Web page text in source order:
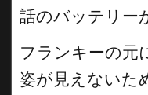
話のバッテリー
フランキーの元
姿が見えないた